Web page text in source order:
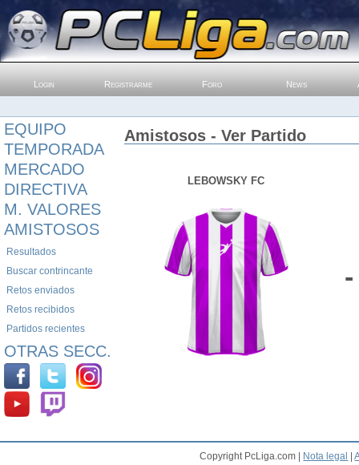
Login Registrarme Foro News
EQUIPO
TEMPORADA
MERCADO
DIRECTIVA
M. VALORES
AMISTOSOS
Resultados
Buscar contrincante
Retos enviados
Retos recibidos
Partidos recientes
OTRAS SECC.
Amistosos - Ver Partido
LEBOWSKY FC
-
Copyright PcLiga.com | Nota legal |